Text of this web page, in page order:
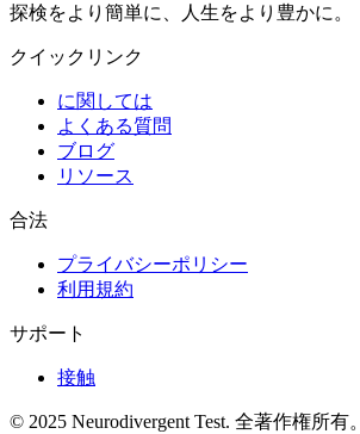
探検をより簡単に、人生をより豊かに。
クイックリンク
に関しては
よくある質問
ブログ
リソース
合法
プライバシーポリシー
利用規約
サポート
接触
© 2025 Neurodivergent Test. 全著作権所有。